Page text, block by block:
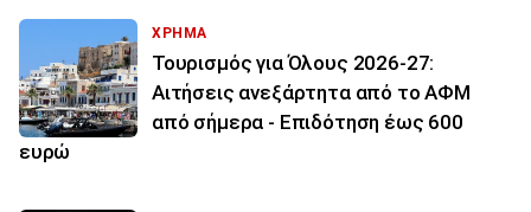
ΧΡΗΜΑ
Τουρισμός για Όλους 2026-27:
Αιτήσεις ανεξάρτητα από το ΑΦΜ
από σήμερα - Επιδότηση έως 600
ευρώ